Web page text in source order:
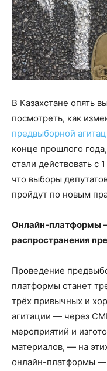
В Казахстане опять
посмотреть, как
предвыборной
конце прошлого
стали действовать с
что выборы
пройдут по новым
Онлайн-платформы
распространения
Проведение
платформы станет
трёх привычных и
агитации — через
мероприятий и
материалов, — на
онлайн-платформы —